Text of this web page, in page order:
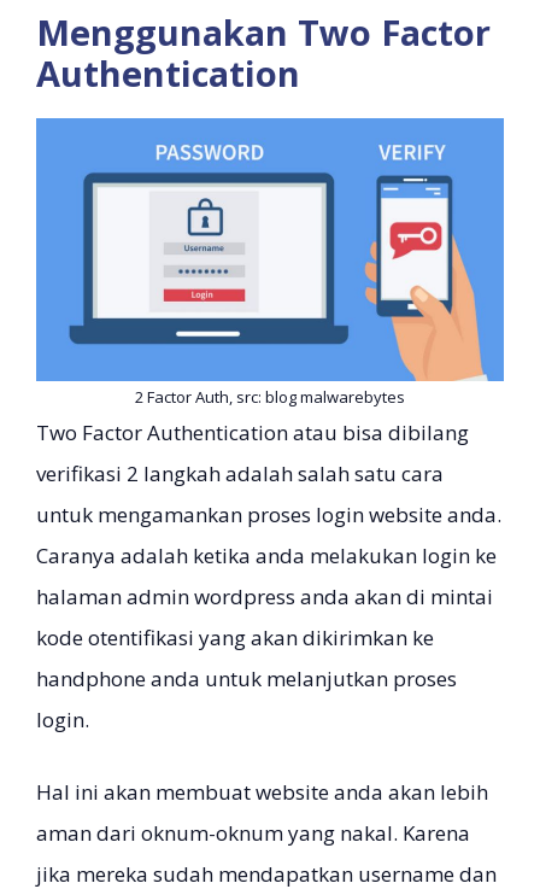
Menggunakan Two Factor
Authentication
2 Factor Auth, src: blog malwarebytes
Two Factor Authentication atau bisa dibilang
verifikasi 2 langkah adalah salah satu cara
untuk mengamankan proses login website anda.
Caranya adalah ketika anda melakukan login ke
halaman admin wordpress anda akan di mintai
kode otentifikasi yang akan dikirimkan ke
handphone anda untuk melanjutkan proses
login.
Hal ini akan membuat website anda akan lebih
aman dari oknum-oknum yang nakal. Karena
jika mereka sudah mendapatkan username dan